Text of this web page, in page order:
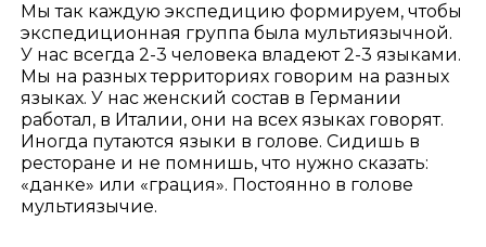
Мы так каждую экспедицию формируем, чтобы
экспедиционная группа была мультиязычной.
У нас всегда 2-3 человека владеют 2-3 языками.
Мы на разных территориях говорим на разных
языках. У нас женский состав в Германии
работал, в Италии, они на всех языках говорят.
Иногда путаются языки в голове. Сидишь в
ресторане и не помнишь, что нужно сказать:
«данке» или «грация». Постоянно в голове
мультиязычие.